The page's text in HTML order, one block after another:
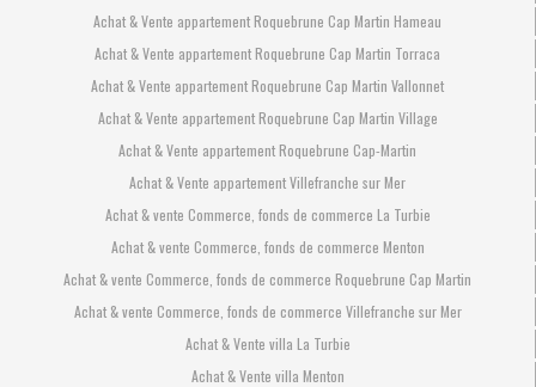
Achat & Vente appartement Roquebrune Cap Martin Hameau
Achat & Vente appartement Roquebrune Cap Martin Torraca
Achat & Vente appartement Roquebrune Cap Martin Vallonnet
Achat & Vente appartement Roquebrune Cap Martin Village
Achat & Vente appartement Roquebrune Cap-Martin
Achat & Vente appartement Villefranche sur Mer
Achat & vente Commerce, fonds de commerce La Turbie
Achat & vente Commerce, fonds de commerce Menton
Achat & vente Commerce, fonds de commerce Roquebrune Cap Martin
Achat & vente Commerce, fonds de commerce Villefranche sur Mer
Achat & Vente villa La Turbie
Achat & Vente villa Menton